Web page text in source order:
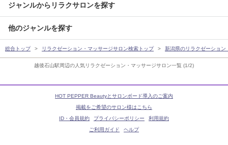
越後石山駅周辺の人気リラクゼーション・マッサージサロン一覧 (1/2)
ジャンルからリラクサロンを探す
他のジャンルを探す
総合トップ リラクゼーション・マッサージサロン検索トップ 新潟県のリラクゼーション
HOT PEPPER Beautyとサロンボード導入のご案内
掲載をご希望のサロン様はこちら
ID・会員規約
プライバシーポリシー
利用規約
ご利用ガイド
ヘルプ